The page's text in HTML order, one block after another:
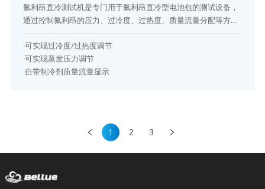
氟利昂直冷测试机是专门用于氟利昂直冷型电池包的测试设备，
通过控制氟利昂的压力、过冷度、过热度、质量流量分配等方式
其可选择制冷工况、热泵工况、PTC预热工况三种模式。
·可实现过冷度/过热度调节
·可实现蒸发压力调节
·自带制冷剂质量流量显示
1 2 3